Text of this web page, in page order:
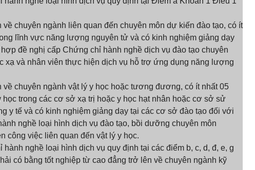
chuyên ngành liên quan đến chuyên môn dự kiến đào tạo, có ít
lĩnh vực năng lượng nguyên tử và có kinh nghiệm giảng dạy
đề nghị cấp Chứng chỉ hành nghề dịch vụ đào tạo chuyên
xạ và nhân viên thực hiện dịch vụ hỗ trợ ứng dụng năng lượng
chuyên ngành vật lý y học hoặc tương đương, có ít nhất 05
học trong các cơ sở xạ trị hoặc y học hạt nhân hoặc cơ sở sử
y tế và có kinh nghiệm giảng dạy tại các cơ sở đào tạo đối với
nghề loại hình dịch vụ đào tạo, bồi dưỡng chuyên môn
công việc liên quan đến vật lý y học.
nghề loại hình dịch vụ quy định tại các điểm b, c, d, đ, e, g
có bằng tốt nghiệp từ cao đẳng trở lên về chuyên ngành kỹ